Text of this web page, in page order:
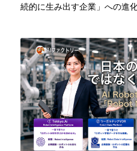
続的に生み出す企業」への進